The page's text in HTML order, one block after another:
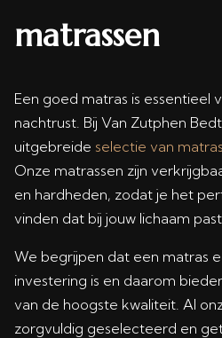
matrassen
Een goed matras is essentieel
nachtrust. Bij Van Zutphen
uitgebreide selectie van
Onze matrassen zijn
en hardheden, zodat je het
vinden dat bij jouw lichaam past.
We begrijpen dat een matras
investering is en daarom
van de hoogste kwaliteit. Al
zorgvuldig geselecteerd en